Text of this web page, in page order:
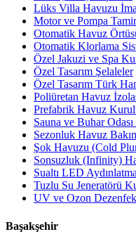
Lüks Villa Havuzu
Motor ve Pompa
Otomatik Havuz
Otomatik Klorlama
Özel Jakuzi ve Spa
Özel Tasarım Şelaleler
Özel Tasarım Türk
Poliüretan Havuz
Prefabrik Havuz
Sauna ve Buhar Odası
Sezonluk Havuz
Şok Havuzu (Cold
Sonsuzluk (Infinity)
Sualtı LED
Tuzlu Su Jeneratörü
UV ve Ozon
Başakşehir